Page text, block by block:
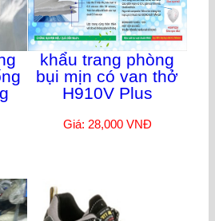
khẩu trang phòng
bụi mịn có van thở
H910V Plus
Giá: 28,000 VNĐ